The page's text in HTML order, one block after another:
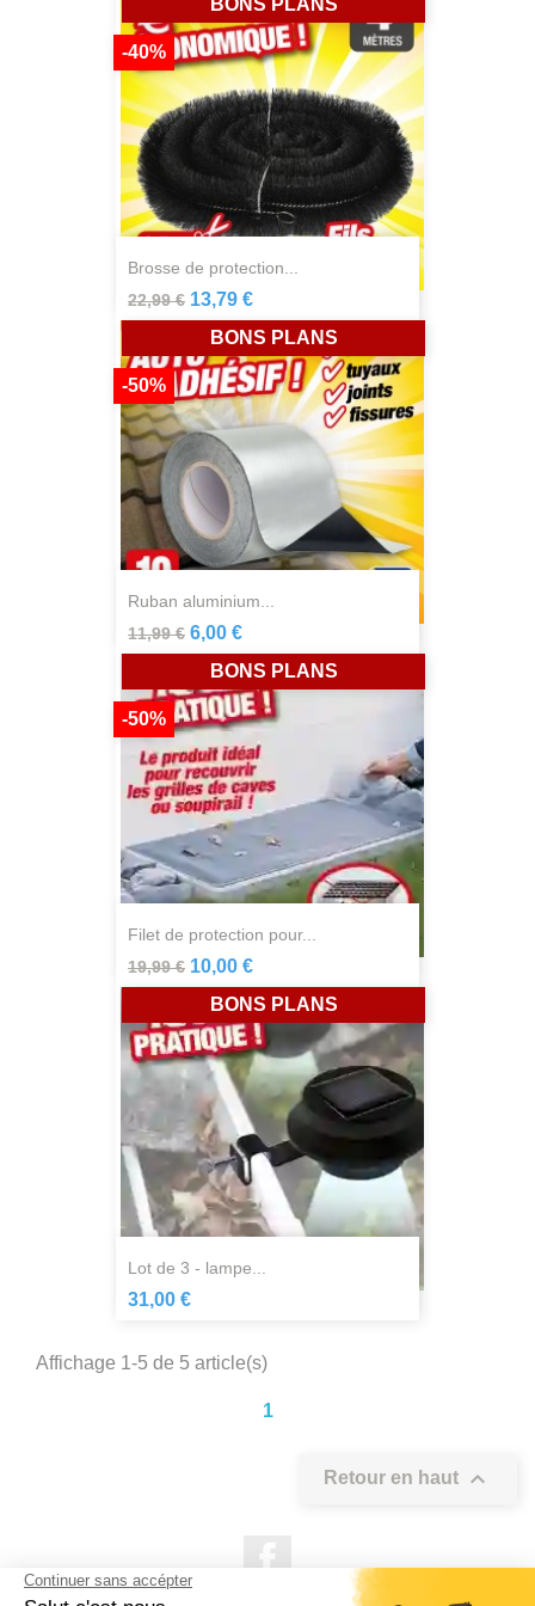
brosse de protection...
22,99 €
-40%
13,79 €
ruban aluminium...
11,99 €
-50%
6,00 €
BONS PLANS
filet de protection pour...
19,99 €
-50%
10,00 €
BONS PLANS
lot de 3 - lampe...
31,00 €
BONS PLANS
Affichage 1-5 de 5 article(s)
1
Retour en haut 